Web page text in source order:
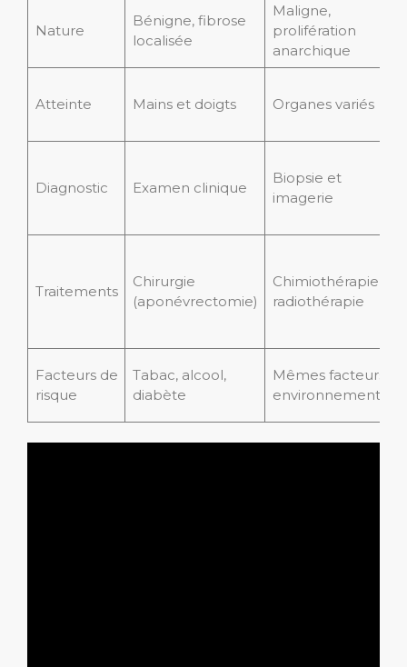
Nature
Bénigne, fibrose
localisée
Maligne,
prolifération
anarchique
Atteinte Mains et doigts Organes variés
Diagnostic Examen clinique
Biopsie et
imagerie
Traitements
Chirurgie
(aponévrectomie)
Chimiothérapie,
radiothérapie
Facteurs de
risque
Tabac, alcool,
diabète
Mêmes facteurs
environnementaux